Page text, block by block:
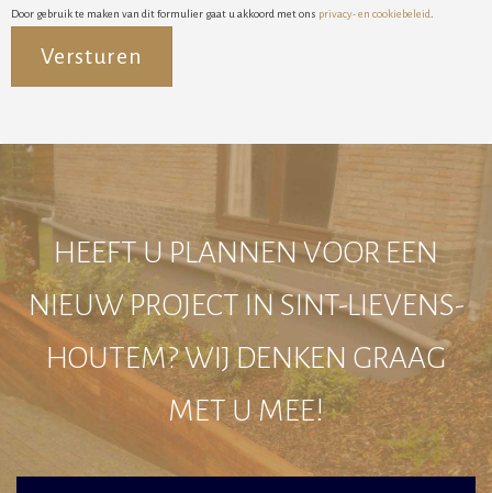
Door gebruik te maken van dit formulier gaat u akkoord met ons privacy- en cookiebeleid
HEEFT U PLANNEN VOOR EEN
NIEUW PROJECT IN SINT-LIEVENS-
HOUTEM? WIJ DENKEN GRAAG
MET U MEE!